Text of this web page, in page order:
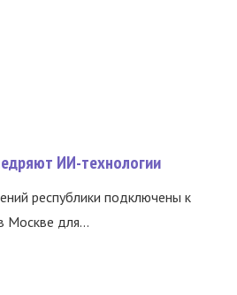
ИИ-технологии
республики подключены к
Москве для...